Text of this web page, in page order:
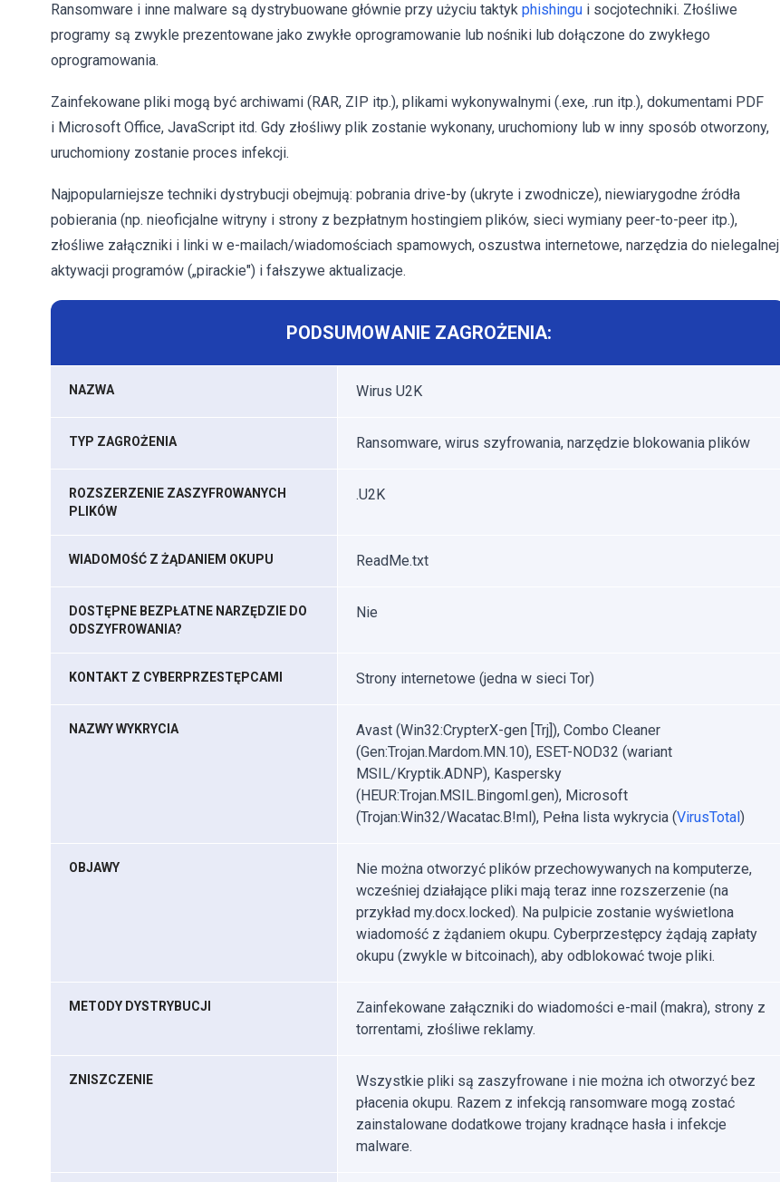
Ransomware i inne malware są dystrybuowane głównie przy użyciu taktyk phishingu i socjotechniki. Złośliwe
programy są zwykle prezentowane jako zwykłe oprogramowanie lub nośniki lub dołączone do zwykłego
oprogramowania.
Zainfekowane pliki mogą być archiwami (RAR, ZIP itp.), plikami wykonywalnymi (.exe, .run itp.), dokumentami PDF
i Microsoft Office, JavaScript itd. Gdy złośliwy plik zostanie wykonany, uruchomiony lub w inny sposób otworzony,
uruchomiony zostanie proces infekcji.
Najpopularniejsze techniki dystrybucji obejmują: pobrania drive-by (ukryte i zwodnicze), niewiarygodne źródła
pobierania (np. nieoficjalne witryny i strony z bezpłatnym hostingiem plików, sieci wymiany peer-to-peer itp.),
złośliwe załączniki i linki w e-mailach/wiadomościach spamowych, oszustwa internetowe, narzędzia do nielegalnej
aktywacji programów („pirackie") i fałszywe aktualizacje.
PODSUMOWANIE ZAGROŻENIA:
NAZWA Wirus U2K
TYP ZAGROŻENIA Ransomware, wirus szyfrowania, narzędzie blokowania plików
ROZSZERZENIE ZASZYFROWANYCH
PLIKÓW
.U2K
WIADOMOŚĆ Z ŻĄDANIEM OKUPU ReadMe.txt
DOSTĘPNE BEZPŁATNE NARZĘDZIE DO
ODSZYFROWANIA?
Nie
KONTAKT Z CYBERPRZESTĘPCAMI Strony internetowe (jedna w sieci Tor)
NAZWY WYKRYCIA
Avast (Win32:CrypterX-gen [Trj]), Combo Cleaner
(Gen:Trojan.Mardom.MN.10), ESET-NOD32 (wariant
MSIL/Kryptik.ADNP), Kaspersky
(HEUR:Trojan.MSIL.Bingoml.gen), Microsoft
(Trojan:Win32/Wacatac.B!ml), Pełna lista wykrycia (VirusTotal)
OBJAWY
Nie można otworzyć plików przechowywanych na komputerze,
wcześniej działające pliki mają teraz inne rozszerzenie (na
przykład my.docx.locked). Na pulpicie zostanie wyświetlona
wiadomość z żądaniem okupu. Cyberprzestępcy żądają zapłaty
okupu (zwykle w bitcoinach), aby odblokować twoje pliki.
METODY DYSTRYBUCJI
Zainfekowane załączniki do wiadomości e-mail (makra), strony z
torrentami, złośliwe reklamy.
ZNISZCZENIE
Wszystkie pliki są zaszyfrowane i nie można ich otworzyć bez
płacenia okupu. Razem z infekcją ransomware mogą zostać
zainstalowane dodatkowe trojany kradnące hasła i infekcje
malware.